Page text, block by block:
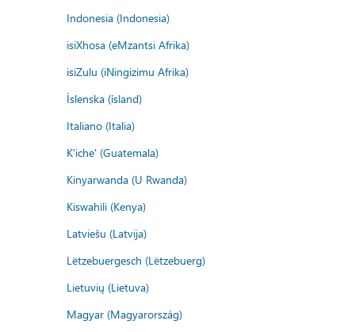
Indonesia (Indonesia)
isiXhosa (eMzantsi Afrika)
isiZulu (iNingizimu Afrika)
Íslenska (ísland)
Italiano (Italia)
K'iche' (Guatemala)
Kinyarwanda (U Rwanda)
Kiswahili (Kenya)
Latviešu (Latvija)
Lëtzebuergesch (Lëtzebuerg)
Lietuvių (Lietuva)
Magyar (Magyarország)